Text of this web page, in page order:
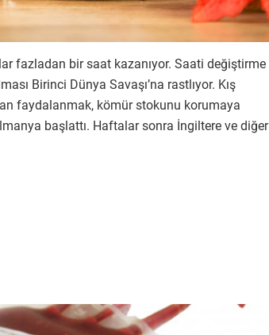
fazladan bir saat kazanıyor. Saati değiştirme
Birinci Dünya Savaşı’na rastlıyor. Kış
faydalanmak, kömür stokunu korumaya
başlattı. Haftalar sonra İngiltere ve diğer